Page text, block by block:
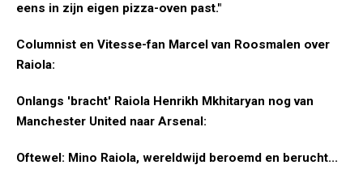
eens in zijn eigen pizza-oven past."
Columnist en Vitesse-fan Marcel van Roosmalen over
Raiola:
Onlangs 'bracht' Raiola Henrikh Mkhitaryan nog van
Manchester United naar Arsenal:
Oftewel: Mino Raiola, wereldwijd beroemd en berucht...